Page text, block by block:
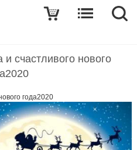
счастливого нового
года2020